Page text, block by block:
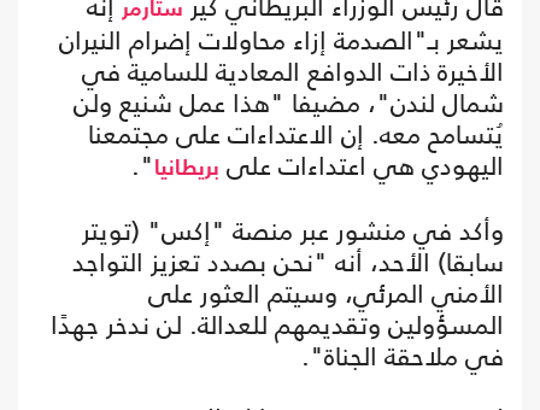
ستارمر
يشعر بـ"الصدمة إزاء محاولات إضرام النيران
الأخيرة ذات الدوافع المعادية للسامية في
شمال لندن"، مضيفا "هذا عمل شنيع ولن
يُتسامح معه. إن الاعتداءات على مجتمعنا
اليهودي هي اعتداءات على بريطانيا ".
وأكد في منشور عبر منصة "إكس" (تويتر
سابقا) الأحد، أنه "نحن بصدد تعزيز التواجد
الأمني المرئي، وسيتم العثور على
المسؤولين وتقديمهم للعدالة. لن ندخر جهدًا
في ملاحقة الجناة".